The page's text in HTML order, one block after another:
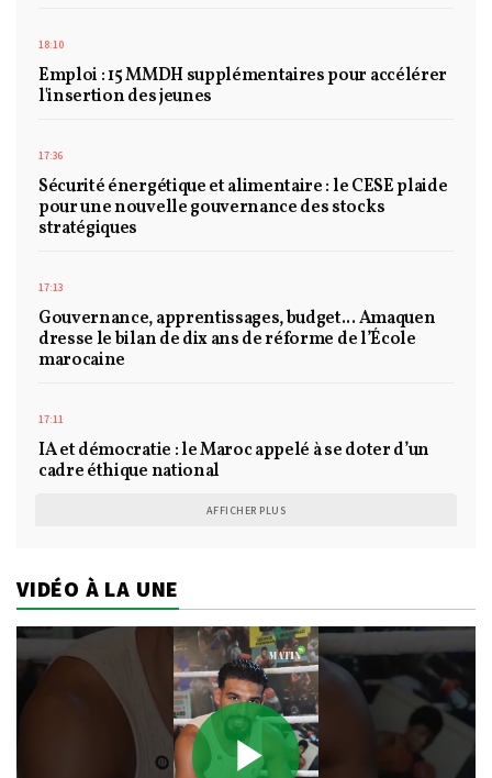
18:10
Emploi : 15 MMDH supplémentaires pour accélérer
l'insertion des jeunes
17:36
Sécurité énergétique et alimentaire : le CESE plaide
pour une nouvelle gouvernance des stocks
stratégiques
17:13
Gouvernance, apprentissages, budget... Amaquen
dresse le bilan de dix ans de réforme de l’École
marocaine
17:11
IA et démocratie : le Maroc appelé à se doter d’un
cadre éthique national
AFFICHER PLUS
VIDÉO À LA UNE